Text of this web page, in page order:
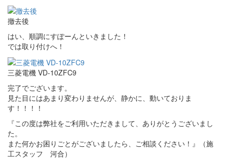
撤去後
はい、順調にすぽーんといきました！
では取り付けへ！
三菱電機 VD-10ZFC9
完了でございます。
見た目にはあまり変わりませんが、静かに、動いておりま
す！！！！
『この度は弊社をご利用いただきまして、ありがとうございまし
た。
また何かお困りごとがございましたら、ご相談ください！』（施
工スタッフ 河合）